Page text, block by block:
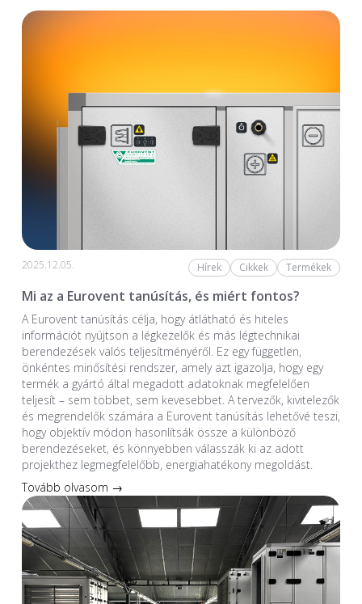
2025.12.05. Hírek Cikkek Termékek
Mi az a Eurovent tanúsítás, és miért fontos?
A Eurovent tanúsítás célja, hogy átlátható és hiteles
információt nyújtson a légkezelők és más légtechnikai
berendezések valós teljesítményéről. Ez egy független,
önkéntes minősítési rendszer, amely azt igazolja, hogy egy
termék a gyártó által megadott adatoknak megfelelően
teljesít – sem többet, sem kevesebbet. A tervezők, kivitelezők
és megrendelők számára a Eurovent tanúsítás lehetővé teszi,
hogy objektív módon hasonlítsák össze a különböző
berendezéseket, és könnyebben válasszák ki az adott
projekthez legmegfelelőbb, energiahatékony megoldást.
Tovább olvasom →